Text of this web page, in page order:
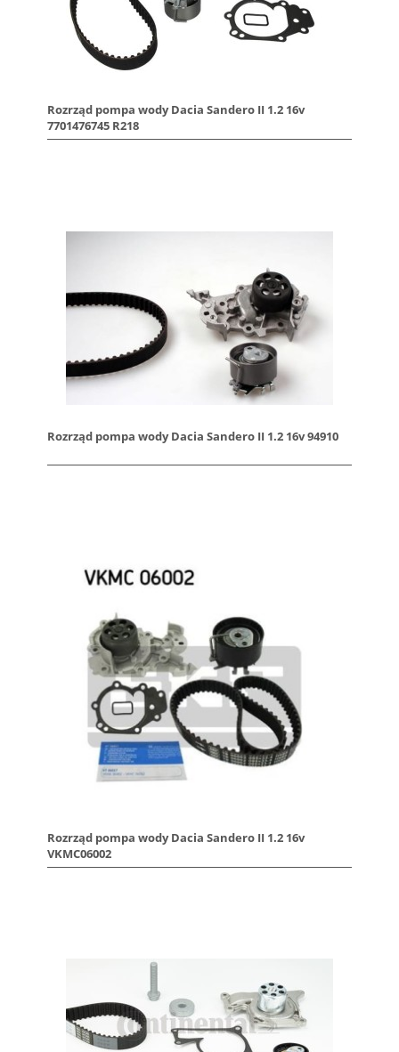
Rozrząd pompa wody Dacia Sandero II 1.2 16v
7701476745 R218
Rozrząd pompa wody Dacia Sandero II 1.2 16v 94910
Rozrząd pompa wody Dacia Sandero II 1.2 16v
VKMC06002